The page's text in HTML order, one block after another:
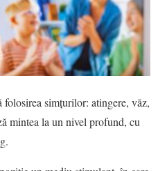
simțurilor: atingere, văz,
mintea la un nivel profund, cu